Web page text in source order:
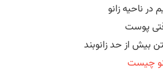
زانو
از حد زانوبند